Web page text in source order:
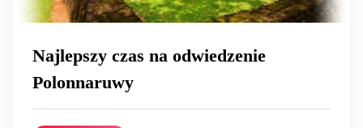
Najlepszy czas na odwiedzenie
Polonnaruwy